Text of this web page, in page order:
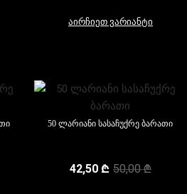
აირჩიეთ ვარიანტი
50 ლარიანი სასაჩუქრე ბარათი
50,00₾
42,50 ₾